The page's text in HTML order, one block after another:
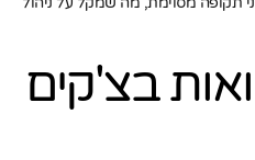
בצ'קים